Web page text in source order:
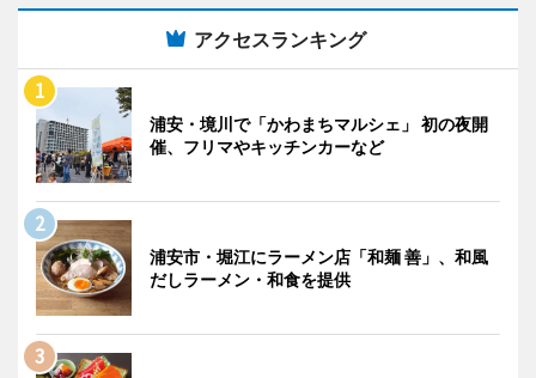
アクセスランキング
浦安・境川で「かわまちマルシェ」 初の夜開
催、フリマやキッチンカーなど
浦安市・堀江にラーメン店「和麺 善」、和風
だしラーメン・和食を提供